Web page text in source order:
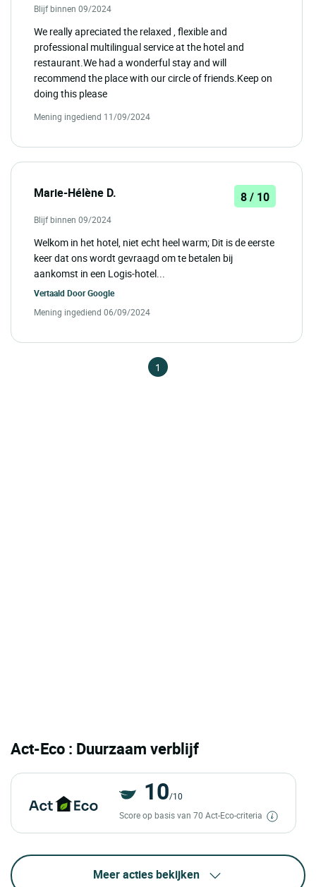
Blijf binnen 09/2024
We really apreciated the relaxed , flexible and
professional multilingual service at the hotel and
restaurant.We had a wonderful stay and will
recommend the place with our circle of friends.Keep on
doing this please
Mening ingediend 11/09/2024
Marie-Hélène D. 8 / 10
Blijf binnen 09/2024
Welkom in het hotel, niet echt heel warm; Dit is de eerste
keer dat ons wordt gevraagd om te betalen bij
aankomst in een Logis-hotel...
Vertaald DoorGoogle
Mening ingediend 06/09/2024
1
Act-Eco : Duurzaam verblijf
10/10
Score op basis van 70 Act-Eco-criteria
Meer acties bekijken